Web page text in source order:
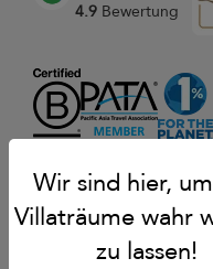
4.9 Bewertung